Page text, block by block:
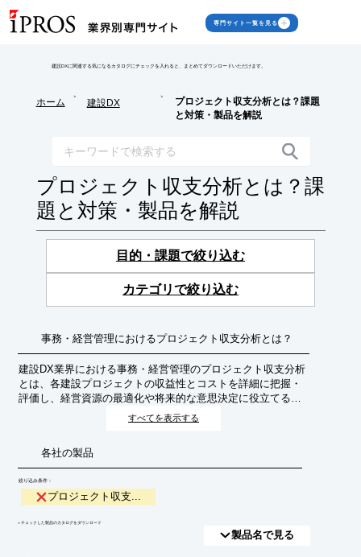
専門サイト一覧を見る
建設DXに関連する気になるカタログにチェックを入れると、まとめてダウンロードいただけます。
ホーム
>
建設DX
>
プロジェクト収支分析とは？課題
と対策・製品を解説
プロジェクト収支分析とは？課
題と対策・製品を解説
目的・課題で絞り込む
カテゴリで絞り込む
事務・経営管理におけるプロジェクト収支分析とは？
建設DX業界における事務・経営管理のプロジェクト収支分析
とは、各建設プロジェクトの収益性とコストを詳細に把握・
評価し、経営資源の最適化や将来的な意思決定に役立てるた
めの分析活動です。これにより、プロジェクトの採算性を可
すべてを表示する
各社の製品
絞り込み条件：
プロジェクト収支...
​▼チェックした製品のカタログをダウンロード
製品名で見る